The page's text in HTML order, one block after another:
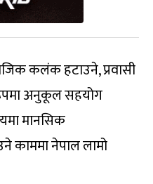
कलंक हटाउने, प्रवासी
अनुकूल सहयोग
मानसिक
काममा नेपाल लामो